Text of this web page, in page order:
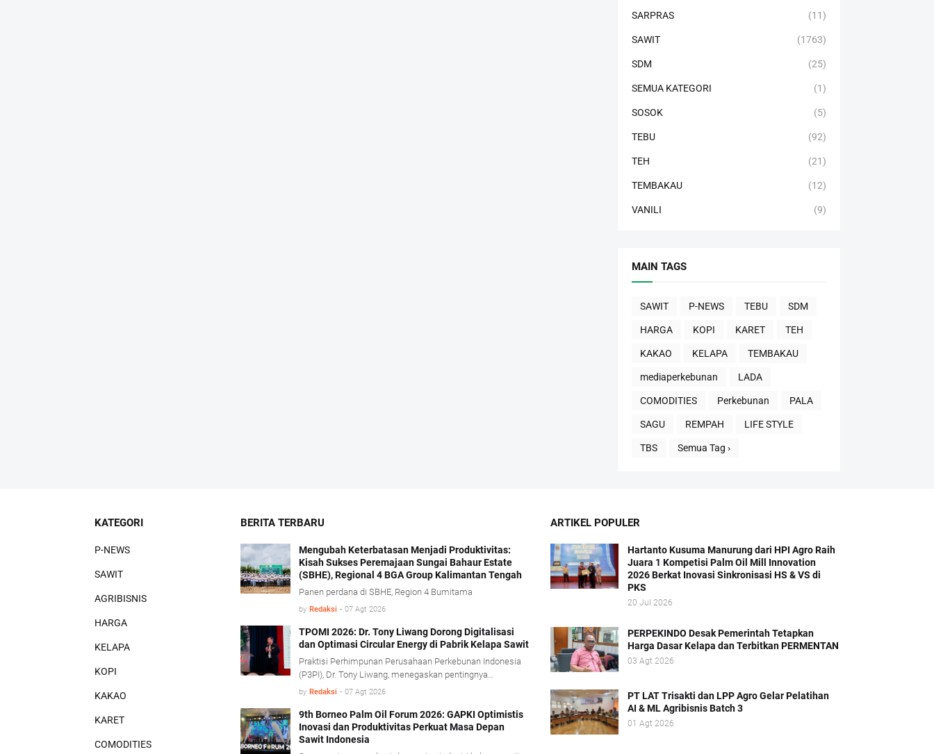
SARPRAS (11)
SAWIT (1763)
SDM (25)
SEMUA KATEGORI (1)
SOSOK (5)
TEBU (92)
TEH (21)
TEMBAKAU (12)
VANILI (9)
MAIN TAGS
SAWIT P-NEWS TEBU SDM
HARGA KOPI KARET TEH
KAKAO KELAPA TEMBAKAU
mediaperkebunan LADA
COMODITIES Perkebunan PALA
SAGU REMPAH LIFE STYLE
TBS Semua Tag ›
KATEGORI
P-NEWS
SAWIT
AGRIBISNIS
HARGA
KELAPA
KOPI
KAKAO
KARET
COMODITIES
BERITA TERBARU
Mengubah Keterbatasan Menjadi Produktivitas:
Kisah Sukses Peremajaan Sungai Bahaur Estate
(SBHE), Regional 4 BGA Group Kalimantan Tengah
Panen perdana di SBHE, Region 4 Bumitama
by Redaksi - 07 Agt 2026
TPOMI 2026: Dr. Tony Liwang Dorong Digitalisasi
dan Optimasi Circular Energy di Pabrik Kelapa Sawit
Praktisi Perhimpunan Perusahaan Perkebunan Indonesia
(P3PI), Dr. Tony Liwang, menegaskan pentingnya
pemanfaatan teknologi modern dalam pengawasan
(circular energy).
by Redaksi - 07 Agt 2026
9th Borneo Palm Oil Forum 2026: GAPKI Optimistis
Inovasi dan Produktivitas Perkuat Masa Depan
Sawit Indonesia
ARTIKEL POPULER
Hartanto Kusuma Manurung dari HPI Agro Raih
Juara 1 Kompetisi Palm Oil Mill Innovation
2026 Berkat Inovasi Sinkronisasi HS & VS di
PKS
20 Jul 2026
PERPEKINDO Desak Pemerintah Tetapkan
Harga Dasar Kelapa dan Terbitkan PERMENTAN
03 Agt 2026
PT LAT Trisakti dan LPP Agro Gelar Pelatihan
AI & ML Agribisnis Batch 3
01 Agt 2026